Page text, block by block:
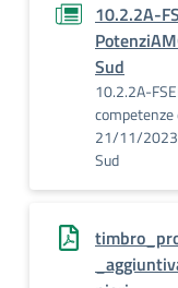
10.2.2A-
Sud
10.2.2A-
21/11/2023
Sud